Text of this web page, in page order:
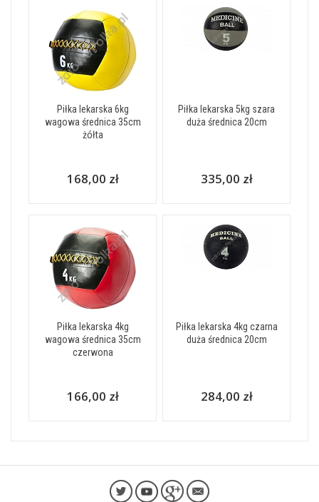
Piłka lekarska 6kg
wagowa średnica 35cm
żółta
168,00 zł
Piłka lekarska 5kg szara
duża średnica 20cm
335,00 zł
Piłka lekarska 4kg
wagowa średnica 35cm
czerwona
166,00 zł
Piłka lekarska 4kg czarna
duża średnica 20cm
284,00 zł